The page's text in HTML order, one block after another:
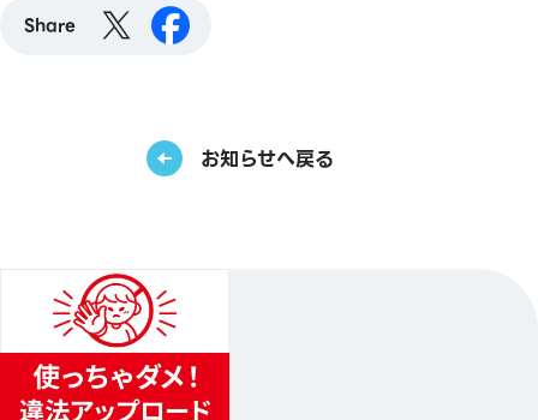
Share
お知らせへ戻る